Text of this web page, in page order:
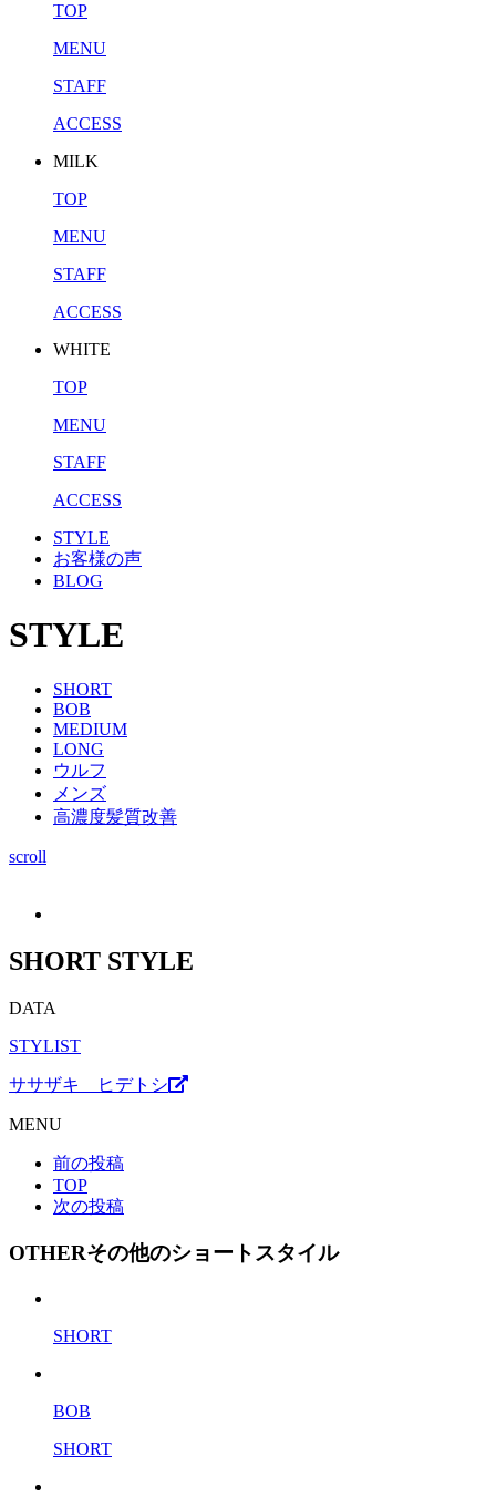
TOP
MENU
STAFF
ACCESS
MILK
TOP
MENU
STAFF
ACCESS
WHITE
TOP
MENU
STAFF
ACCESS
STYLE
お客様の声
BLOG
STYLE
SHORT
BOB
MEDIUM
LONG
ウルフ
メンズ
高濃度髪質改善
scroll
SHORT STYLE
DATA
STYLIST
ササザキ ヒデトシ
MENU
前の投稿
TOP
次の投稿
OTHERその他のショートスタイル
SHORT
BOB
SHORT